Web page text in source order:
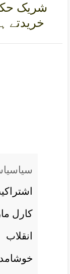
شريک
خريدتے
کارل
انقلاب
خوشامد